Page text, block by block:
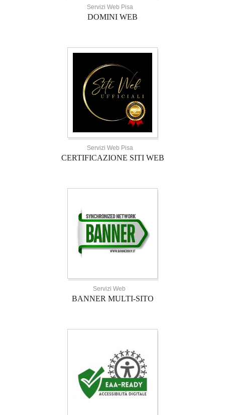
Servizi Web Pisa
DOMINI WEB
Servizi Web Pisa
CERTIFICAZIONE SITI WEB
Servizi Web
BANNER MULTI-SITO